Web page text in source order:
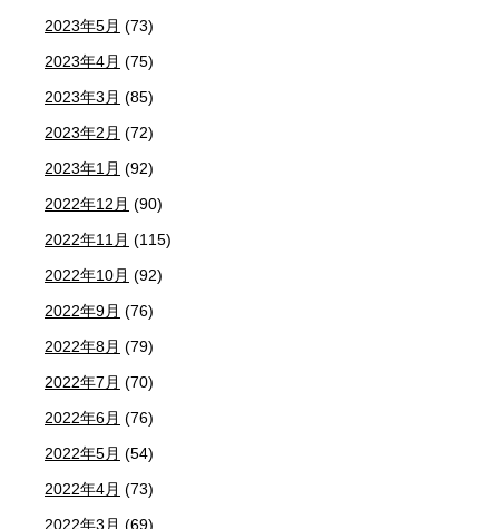
2023年5月 (73)
2023年4月 (75)
2023年3月 (85)
2023年2月 (72)
2023年1月 (92)
2022年12月 (90)
2022年11月 (115)
2022年10月 (92)
2022年9月 (76)
2022年8月 (79)
2022年7月 (70)
2022年6月 (76)
2022年5月 (54)
2022年4月 (73)
2022年3月 (69)